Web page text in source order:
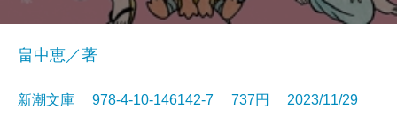
畠中恵／著
新潮文庫 978-4-10-146142-7 737円 2023/11/29